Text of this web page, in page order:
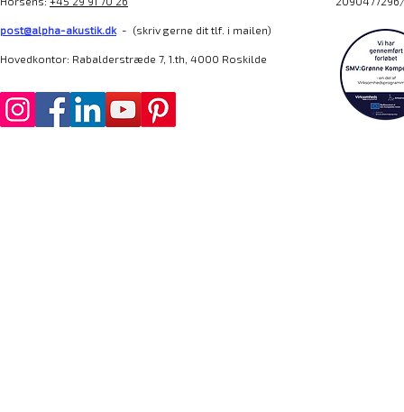
post@alpha-akustik.dk- (skriv gerne dit tlf. i mailen)
Hovedkontor: Rabalderstræde 7, 1.th, 4000 Roskilde